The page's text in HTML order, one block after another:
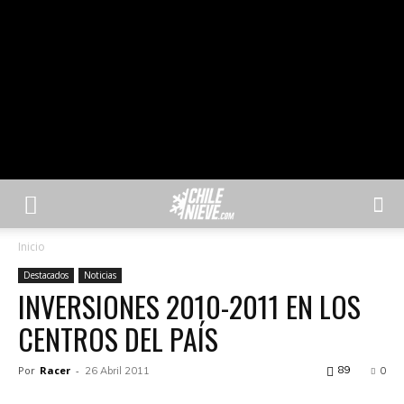
Inicio
Destacados Noticias
INVERSIONES 2010-2011 EN LOS
CENTROS DEL PAÍS
Por Racer - 26 Abril 2011 0
89